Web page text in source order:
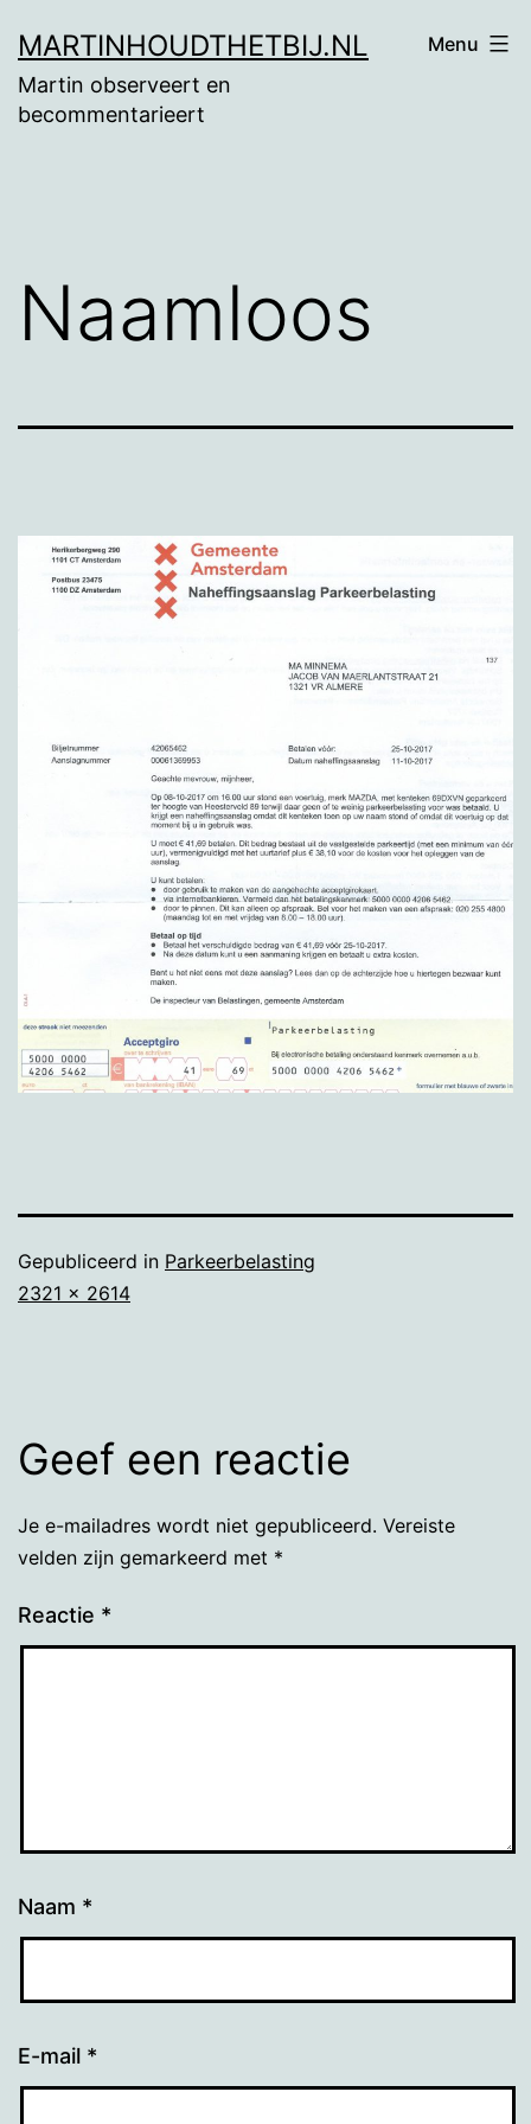
naar
de
MARTINHOUDTHETBIJ.NL
Martin observeert en
becommentarieert
Menu
Naamloos
Gepubliceerd in Parkeerbelasting
Volledige
2321 × 2614
Geef een reactie
Je e-mailadres wordt niet gepubliceerd. Vereiste
velden zijn gemarkeerd met *
Reactie *
Naam *
E-mail *